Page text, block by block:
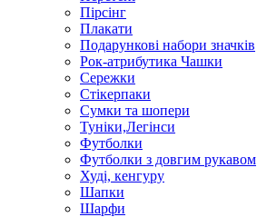
Пірсінг
Плакати
Подарункові набори значків
Рок-атрибутика Чашки
Сережки
Стікерпаки
Сумки та шопери
Туніки,Легінси
Футболки
Футболки з довгим рукавом
Худі, кенгуру
Шапки
Шарфи